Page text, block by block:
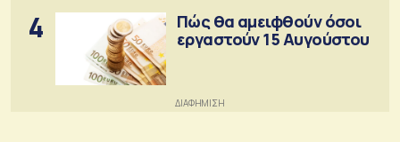
4
Πώς θα αμειφθούν όσοι
εργαστούν 15 Αυγούστου